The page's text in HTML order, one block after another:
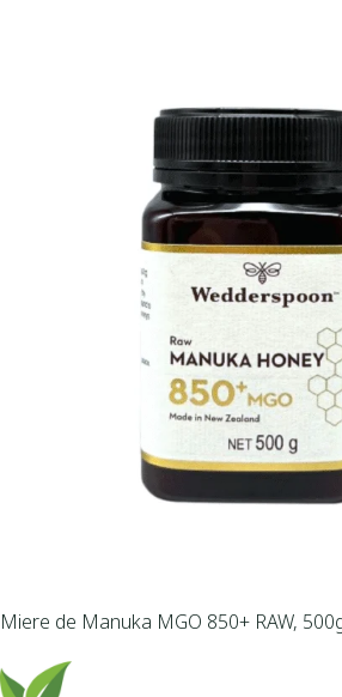
Miere de Manuka MGO 850+ RAW,